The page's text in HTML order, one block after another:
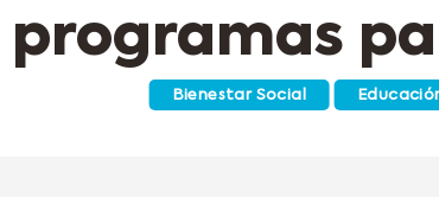
programas
Bienestar Social